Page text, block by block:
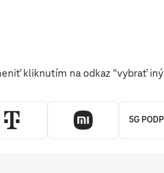
kliknutím na odkaz "vybrať iný
5G